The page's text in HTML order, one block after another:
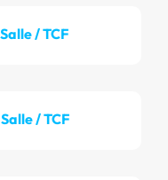
/ TCF
/ TCF